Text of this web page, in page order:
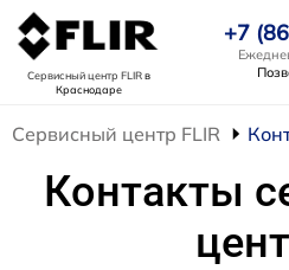
Сервисный центр FLIRв
Краснодаре
+7
Сервисный центр FLIR
Контакты